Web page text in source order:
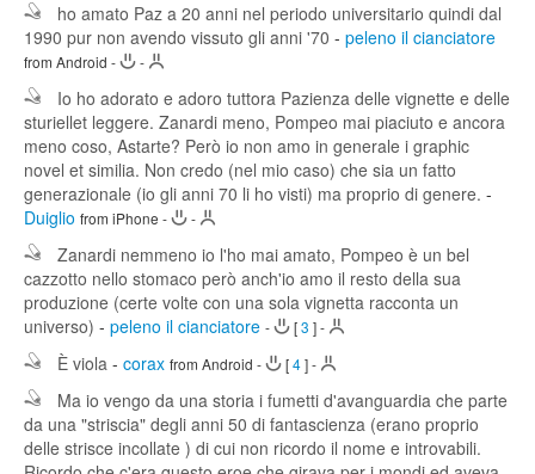
ho amato Paz a 20 anni nel periodo universitario quindi dal
1990 pur non avendo vissuto gli anni '70 - peleno il cianciatore
from Android - -
Io ho adorato e adoro tuttora Pazienza delle vignette e delle
sturiellet leggere. Zanardi meno, Pompeo mai piaciuto e ancora
meno coso, Astarte? Però io non amo in generale i graphic
novel et similia. Non credo (nel mio caso) che sia un fatto
generazionale (io gli anni 70 li ho visti) ma proprio di genere. -
Duiglio from iPhone - -
Zanardi nemmeno io l'ho mai amato, Pompeo è un bel
cazzotto nello stomaco però anch'io amo il resto della sua
produzione (certe volte con una sola vignetta racconta un
universo) - peleno il cianciatore - [3 ]-
È viola - corax from Android - [4]-
Ma io vengo da una storia i fumetti d'avanguardia che parte
da una "striscia" degli anni 50 di fantascienza (erano proprio
delle strisce incollate ) di cui non ricordo il nome e introvabili.